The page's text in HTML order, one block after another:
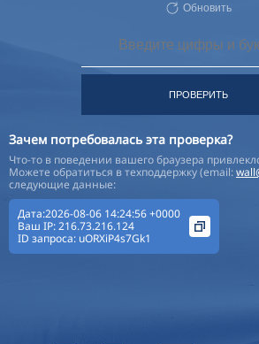
Обновить
ПРОВЕРИТЬ
Зачем потребовалась эта проверка?
Что-то в поведении вашего браузера
Можете обратиться в техподдержку (email:
следующие данные:
Дата:2026-08-06 14:24:56 +0000
Ваш IP:216.73.216.124
ID запроса: uORXiP4s7Gk1